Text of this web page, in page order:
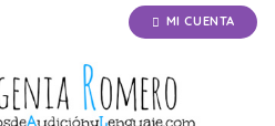
MI CUENTA